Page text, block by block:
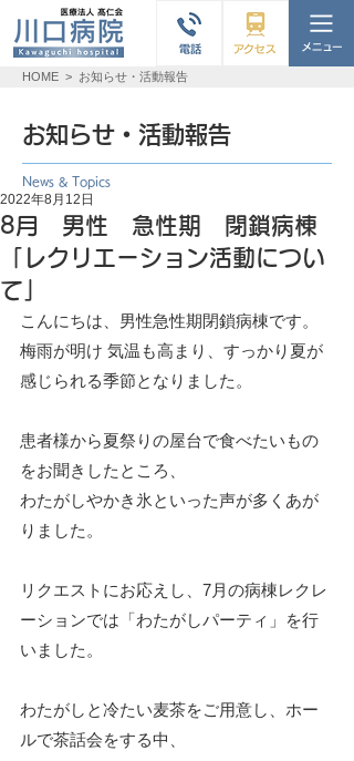
HOME > お知らせ・活動報告
お知らせ・活動報告
News & Topics
8月 男性 急性期 閉鎖病棟
「レクリエーション活動につい
て」
2022年8月12日
こんにちは、男性急性期閉鎖病棟です。
梅雨が明け 気温も高まり、すっかり夏が
感じられる季節となりました。
患者様から夏祭りの屋台で食べたいもの
をお聞きしたところ、
わたがしやかき氷といった声が多くあが
りました。
リクエストにお応えし、7月の病棟レクレ
ーションでは「わたがしパーティ」を行
いました。
わたがしと冷たい麦茶をご用意し、ホー
ルで茶話会をする中、